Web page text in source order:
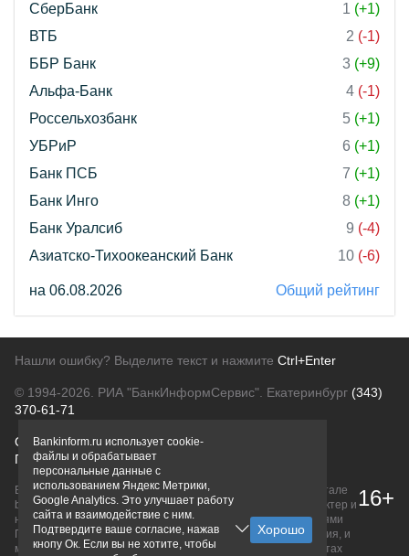
СберБанк 1 (+1)
ВТБ
2 (-1)
ББР Банк
3 (+9)
Альфа-Банк
4 (-1)
Россельхозбанк
5 (+1)
УБРиР
6 (+1)
Банк ПСБ
7 (+1)
Банк Инго
8 (+1)
Банк Уралсиб
9 (-4)
Азиатско-Тихоокеанский Банк
10 (-6)
на 06.08.2026 Общий рейтинг
Нашли ошибку? Выделите текст и нажмите Ctrl+Enter
© 1994-2026. РИА "БанкИнформСервис". Екатеринбург (343)
370-61-71
О проектеПолитика конфиденциальности
Правовая информацияДля рекламодателей
Вся информация о продуктах банков, размещенная на портале
bankinform.ru, носит исключительно ознакомительный характер и
не является публичной офертой, определяемой положениями
ГК РФ. Информация не содержит точного и полного описания, и
может быть изменена. Конечные условия уточняйте на сайтах
16+
Bankinform.ru использует cookie-
файлы и обрабатывает
персональные данные с
использованием Яндекс Метрики,
Google Analytics. Это улучшает работу
сайта и взаимодействие с ним.
Подтвердите ваше согласие, нажав
кнопу Ок. Если вы не хотите, чтобы